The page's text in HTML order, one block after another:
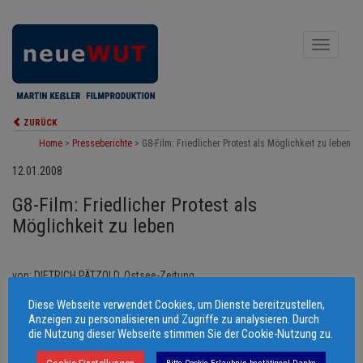
Toggle
ZURÜCK
Home > Presseberichte > G8-Film: Friedlicher Protest als Möglichkeit zu leben
12.01.2008
G8-Film: Friedlicher Protest als
Möglichkeit zu leben
von: DIETRICH PÄTZOLD, Ostsee-Zeitung
© 2006 - 2026 Martin Keßler Filmproduktion
Diese Webseite verwendet Cookies, um Dienste bereitzustellen,
Anzeigen zu personalisieren und Zugriffe zu analysieren. Durch
die Nutzung dieser Webseite stimmen Sie der Cookie-Nutzung zu.